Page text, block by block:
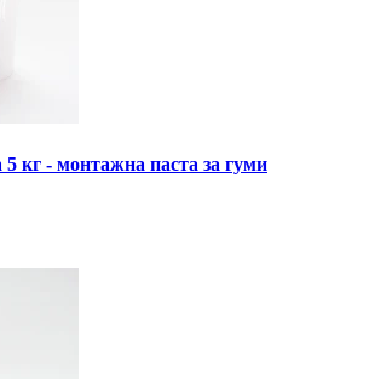
кг - монтажна паста за гуми